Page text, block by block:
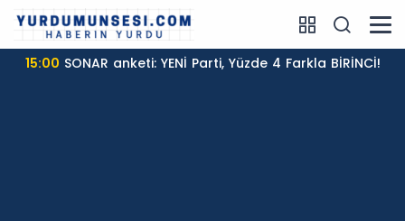
15:00 SONAR anketi: YENİ Parti, Yüzde 4 Farkla BİRİNCİ!